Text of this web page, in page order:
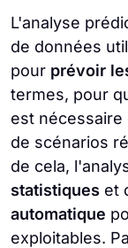
L'analyse
de données
pour prévoir
termes, pour
est nécessaire
de scénarios
de cela,
statistiques et
automatique
exploitables.